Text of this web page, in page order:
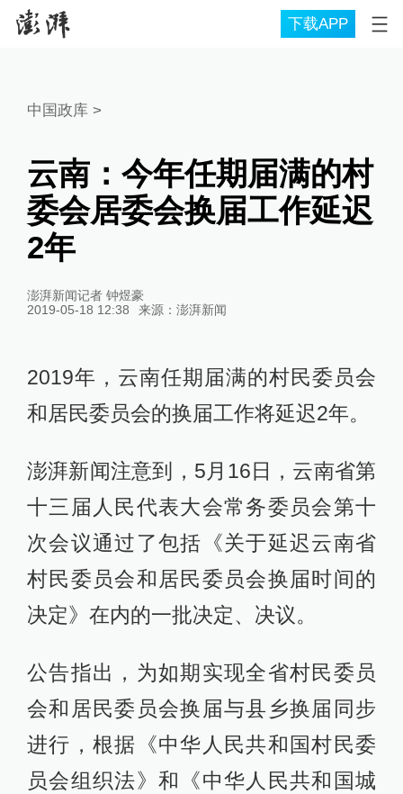
下载APP
中国政库 >
云南：今年任期届满的村
委会居委会换届工作延迟
2年
澎湃新闻记者 钟煜豪
2019-05-18 12:38
来源： 澎湃新闻
2019年，云南任期届满的村民委员会
和居民委员会的换届工作将延迟2年。
澎湃新闻注意到，5月16日，云南省第
十三届人民代表大会常务委员会第十
次会议通过了包括《关于延迟云南省
村民委员会和居民委员会换届时间的
决定》在内的一批决定、决议。
公告指出，为如期实现全省村民委员
会和居民委员会换届与县乡换届同步
进行，根据《中华人民共和国村民委
员会组织法》和《中华人民共和国城